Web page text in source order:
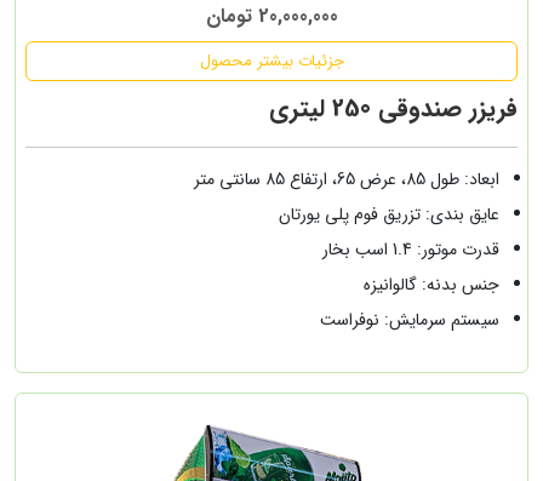
20,000,000 تومان
جزئیات بیشتر محصول
فریزر صندوقی 250 لیتری
ابعاد: طول 85، عرض 65، ارتفاع 85 سانتی متر
عایق بندی: تزریق فوم پلی یورتان
قدرت موتور: 1.4 اسب بخار
جنس بدنه: گالوانیزه
سیستم سرمایش: نوفراست